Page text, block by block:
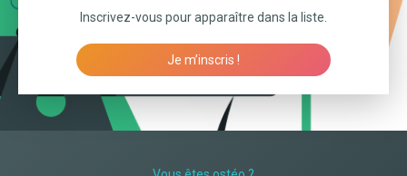
Inscrivez-vous pour apparaître dans la liste.
Je m’inscris !